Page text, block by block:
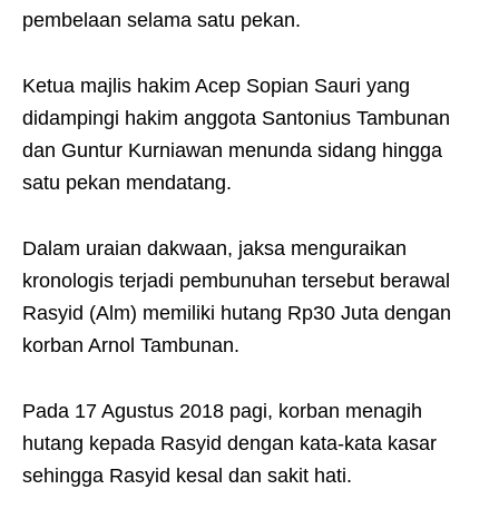
pembelaan selama satu pekan.
Ketua majlis hakim Acep Sopian Sauri yang
didampingi hakim anggota Santonius Tambunan
dan Guntur Kurniawan menunda sidang hingga
satu pekan mendatang.
Dalam uraian dakwaan, jaksa menguraikan
kronologis terjadi pembunuhan tersebut berawal
Rasyid (Alm) memiliki hutang Rp30 Juta dengan
korban Arnol Tambunan.
Pada 17 Agustus 2018 pagi, korban menagih
hutang kepada Rasyid dengan kata-kata kasar
sehingga Rasyid kesal dan sakit hati.